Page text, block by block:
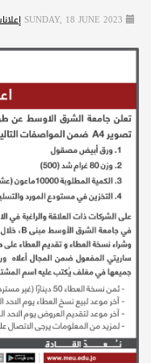
SUNDAY, 18 JUNE 2023